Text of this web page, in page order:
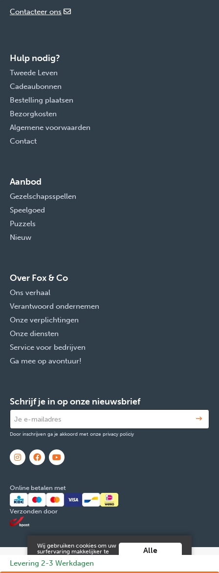
Levering 2-3 Werkdagen
Contacteer ons
Hulp nodig?
Tweede Leven
Cadeaubonnen
Bestelling plaatsen
Bezorgkosten
Algemene voorwaarden
Contact
Aanbod
Gezelschapsspellen
Speelgoed
Puzzels
Nieuw
Over Fox & Co
Ons verhaal
Verantwoord ondernemen
Onze verplichtingen
Onze diensten
Service voor bedrijven
Ga mee op avontuur!
Schrijf je in op onze nieuwsbrief
Door inschrijven ga je akkoord met onze privacy policiy
Online betalen met
Verzonden door
© 2026 FOX & Cie Ondernemingsnr: 0551.965.335
Tilroy.
Wij gebruiken cookies om uw
surfervaring makkelijker te
te maken van deze website ga
je hiermee akkoord.
Alle
aanvaarden